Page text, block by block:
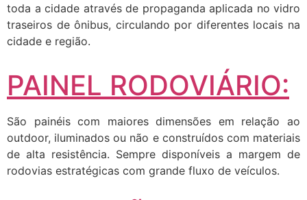
toda a cidade através de propaganda aplicada no vidro
traseiros de ônibus, circulando por diferentes locais na
cidade e região.
PAINEL RODOVIÁRIO:
São painéis com maiores dimensões em relação ao
outdoor, iluminados ou não e construídos com materiais
de alta resistência. Sempre disponíveis a margem de
rodovias estratégicas com grande fluxo de veículos.